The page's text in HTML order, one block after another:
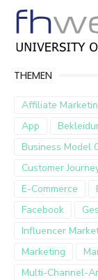
THEMEN
Affiliate
App
Business Model
Customer
E-Commerce
Facebook
Influencer
Marketing
Multi-Channel-